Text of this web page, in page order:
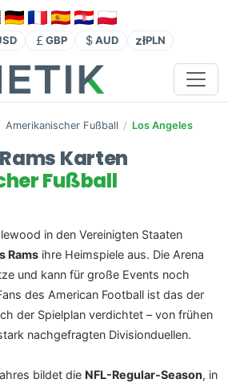
GBP AUD złPLN
Amerikanischer Fußball / Los Angeles
Karten
Fußball
in den Vereinigten Staaten
Rams ihre Heimspiele aus. Die Arena
und kann für große Events noch
des American Football ist das der
der Spielplan verdichtet – von frühen
nachgefragten Divisionduellen.
bildet die NFL-Regular-Season, in